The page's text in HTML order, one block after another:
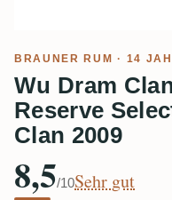
BRAUNER RUM · 14
Wu Dram
Reserve
Clan 2009
8,5/10Sehr gut